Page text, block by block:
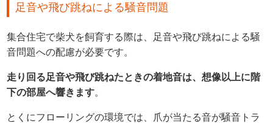
足音や飛び跳ねによる騒音問題
集合住宅で柴犬を飼育する際は、足音や飛び跳ねによる騒
音問題への配慮が必要です。
走り回る足音や飛び跳ねたときの着地音は、想像以上に階
下の部屋へ響きます。
とくにフローリングの環境では、爪が当たる音が騒音トラ